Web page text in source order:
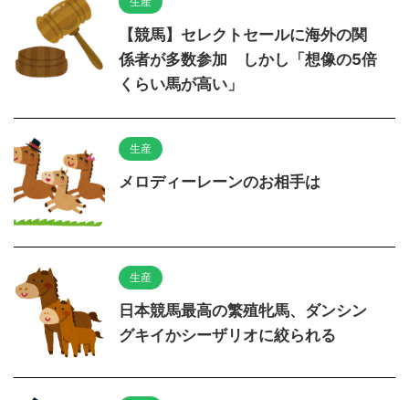
【競馬】セレクトセールに海外の関
係者が多数参加 しかし「想像の5倍
くらい馬が高い」
生産
メロディーレーンのお相手は
生産
日本競馬最高の繁殖牝馬、ダンシン
グキイかシーザリオに絞られる